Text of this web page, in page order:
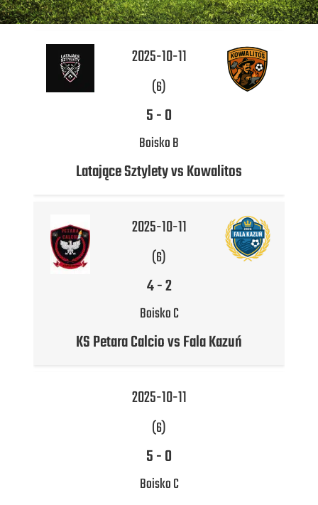
2025-10-11
(6)
5-0
Boisko B
Latające Sztylety vs Kowalitos
2025-10-11
(6)
4-2
Boisko C
KS Petara Calcio vs Fala Kazuń
2025-10-11
(6)
5-0
Boisko C